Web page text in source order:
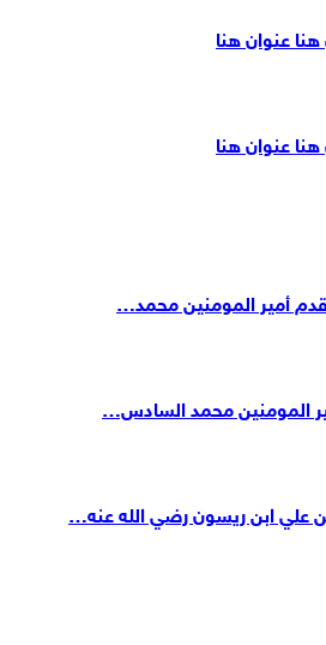
عنوان هنا
عنوان هنا
أمير المومنين محمد…
المومنين محمد السادس…
ابن ريسون رضي الله عنه…